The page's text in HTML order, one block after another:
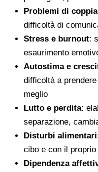
Problemi di coppia
difficoltà di
Stress e burnout:
esaurimento
Autostima e
difficoltà a
meglio
Lutto e perdita:
separazione,
Disturbi alimentari
cibo e con il proprio
Dipendenza